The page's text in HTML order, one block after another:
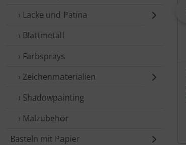
› Lacke und Patina
› Blattmetall
› Farbsprays
› Zeichenmaterialien
› Shadowpainting
› Mal­zubehör
Basteln mit Papier